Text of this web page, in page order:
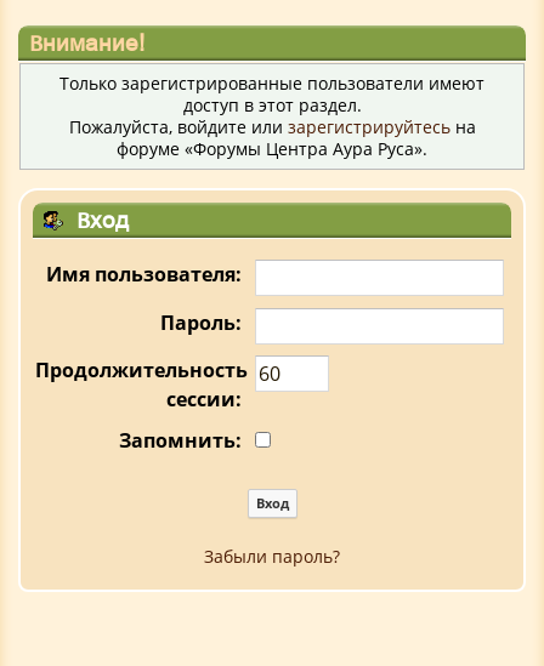
Внимание!
Только зарегистрированные пользователи имеют
доступ в этот раздел.
Пожалуйста, войдите или зарегистрируйтесьна
форуме «Форумы Центра Аура Руса».
Вход
Имя пользователя:
Пароль:
Продолжительность
сессии:
Запомнить:
Забыли пароль?